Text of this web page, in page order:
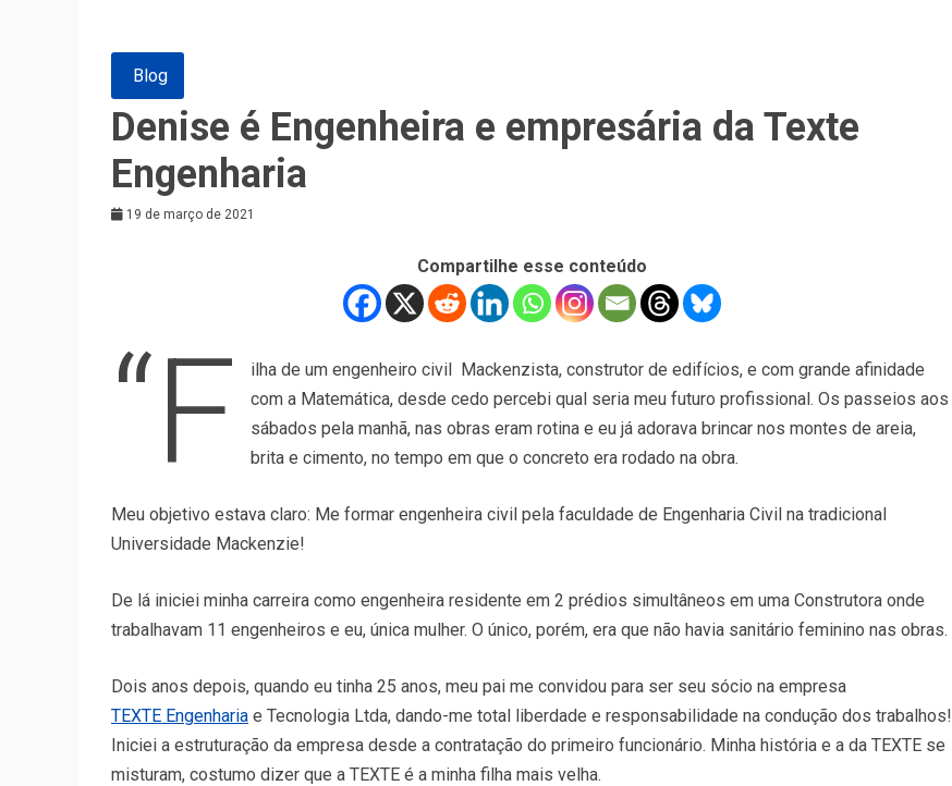
Blog
Denise é Engenheira e empresária da Texte
Engenharia
19 de março de 2021
Compartilhe esse conteúdo
“F
ilha de um engenheiro civil Mackenzista, construtor de edifícios, e com grande afinidade
com a Matemática, desde cedo percebi qual seria meu futuro profissional. Os passeios aos
sábados pela manhã, nas obras eram rotina e eu já adorava brincar nos montes de areia,
brita e cimento, no tempo em que o concreto era rodado na obra.
Meu objetivo estava claro: Me formar engenheira civil pela faculdade de Engenharia Civil na tradicional
Universidade Mackenzie!
De lá iniciei minha carreira como engenheira residente em 2 prédios simultâneos em uma Construtora onde
trabalhavam 11 engenheiros e eu, única mulher. O único, porém, era que não havia sanitário feminino nas obras.
Dois anos depois, quando eu tinha 25 anos, meu pai me convidou para ser seu sócio na empresa
TEXTE Engenharia e Tecnologia Ltda, dando-me total liberdade e responsabilidade na condução dos trabalhos!
Iniciei a estruturação da empresa desde a contratação do primeiro funcionário. Minha história e a da TEXTE se
misturam, costumo dizer que a TEXTE é a minha filha mais velha.